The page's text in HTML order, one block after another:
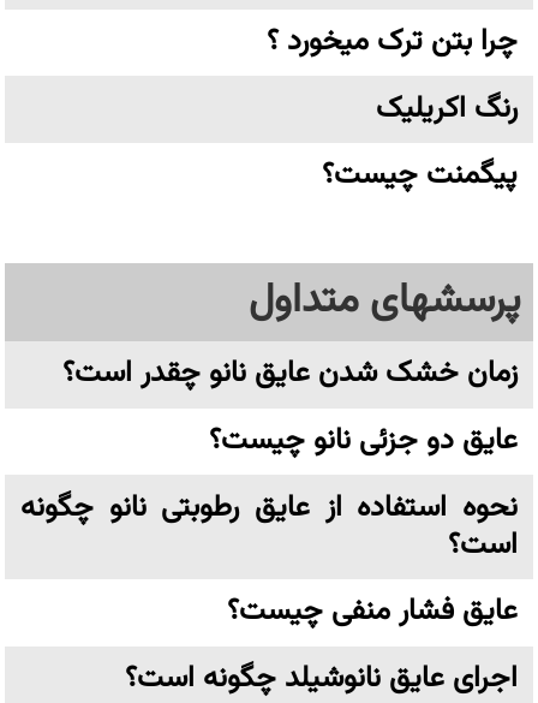
چرا بتن ترک میخورد ؟
رنگ اکریلیک
پیگمنت چیست؟
پرسشهای متداول
زمان خشک شدن عایق نانو چقدر است؟
عایق دو جزئی نانو چیست؟
نحوه استفاده از عایق رطوبتی نانو چگونه
است؟
عایق فشار منفی چیست؟
اجرای عایق نانوشیلد چگونه است؟